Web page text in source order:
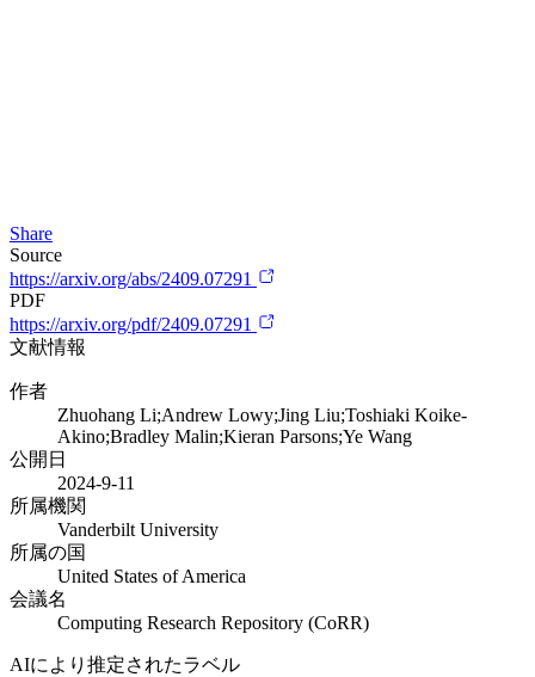
Share
Source
https://arxiv.org/abs/2409.07291
PDF
https://arxiv.org/pdf/2409.07291
文献情報
作者
Zhuohang Li;Andrew Lowy;Jing Liu;Toshiaki Koike-
Akino;Bradley Malin;Kieran Parsons;Ye Wang
公開日
2024-9-11
所属機関
Vanderbilt University
所属の国
United States of America
会議名
Computing Research Repository (CoRR)
AIにより推定されたラベル